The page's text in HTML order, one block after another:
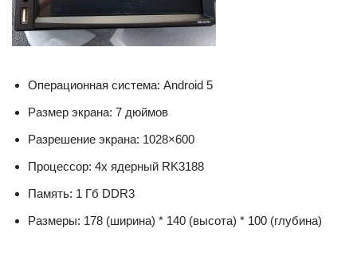
Операционная система: Android 5
Размер экрана: 7 дюймов
Разрешение экрана: 1028×600
Процессор: 4х ядерный RK3188
Память: 1 Гб DDR3
Размеры: 178 (ширина) * 140 (высота) * 100 (глубина)